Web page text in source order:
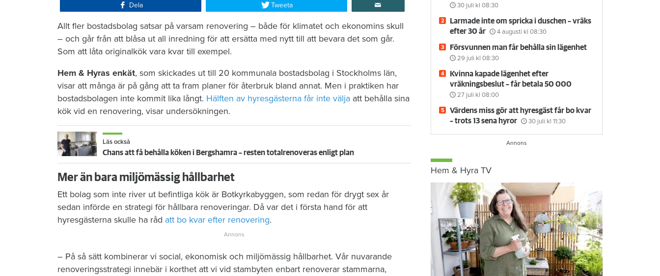
Dela Tweeta
Allt fler bostadsbolag satsar på varsam renovering – både för klimatet och ekonomins skull
– och går från att blåsa ut all inredning för att ersätta med nytt till att bevara det som går.
Som att låta originalkök vara kvar till exempel.
Hem & Hyras enkät, som skickades ut till 20 kommunala bostadsbolag i Stockholms län,
visar att många är på gång att ta fram planer för återbruk bland annat. Men i praktiken har
bostadsbolagen inte kommit lika långt. Hälften av hyresgästerna får inte välja att behålla sina
kök vid en renovering, visar undersökningen.
Läs också
Chans att få behålla köken i Bergshamra – resten totalrenoveras enligt plan
Mer än bara miljömässig hållbarhet
Ett bolag som inte river ut befintliga kök är Botkyrkabyggen, som redan för drygt sex år
sedan införde en strategi för hållbara renoveringar. Då var det i första hand för att
hyresgästerna skulle ha råd att bo kvar efter renovering.
– På så sätt kombinerar vi social, ekonomisk och miljömässig hållbarhet. Vår nuvarande
renoveringsstrategi innebär i korthet att vi vid stambyten enbart renoverar stammarna,
30 juli kl 08:30
Larmade inte om spricka i duschen – vräks
efter 30 år
4 augusti kl 08:30
Försvunnen man får behålla sin lägenhet
29 juli kl 08:30
Kvinna kapade lägenhet efter
vräkningsbeslut – får betala 50 000
27 juli kl 08:00
Värdens miss gör att hyresgäst får bo kvar
– trots 13 sena hyror
30 juli kl 11:30
Hem & Hyra TV